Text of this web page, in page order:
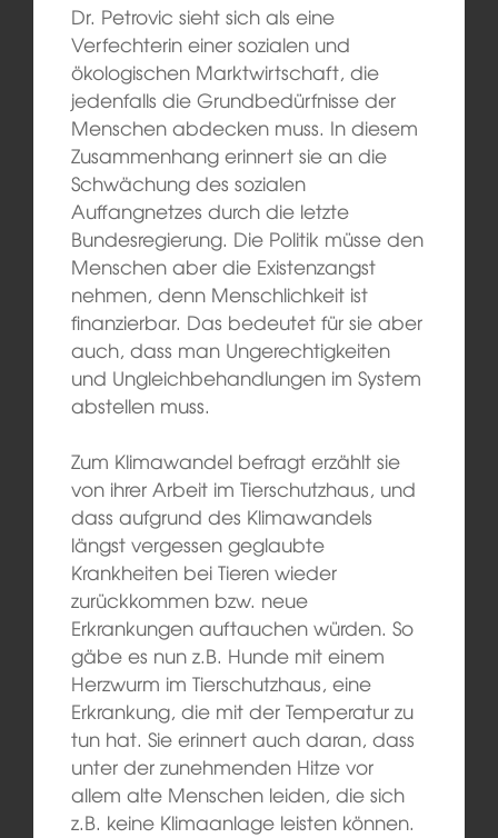
Dr. Petrovic sieht sich als eine
Verfechterin einer sozialen und
ökologischen Marktwirtschaft, die
jedenfalls die Grundbedürfnisse der
Menschen abdecken muss. In diesem
Zusammenhang erinnert sie an die
Schwächung des sozialen
Auffangnetzes durch die letzte
Bundesregierung. Die Politik müsse den
Menschen aber die Existenzangst
nehmen, denn Menschlichkeit ist
finanzierbar. Das bedeutet für sie aber
auch, dass man Ungerechtigkeiten
und Ungleichbehandlungen im System
abstellen muss.
Zum Klimawandel befragt erzählt sie
von ihrer Arbeit im Tierschutzhaus, und
dass aufgrund des Klimawandels
längst vergessen geglaubte
Krankheiten bei Tieren wieder
zurückkommen bzw. neue
Erkrankungen auftauchen würden. So
gäbe es nun z.B. Hunde mit einem
Herzwurm im Tierschutzhaus, eine
Erkrankung, die mit der Temperatur zu
tun hat. Sie erinnert auch daran, dass
unter der zunehmenden Hitze vor
allem alte Menschen leiden, die sich
z.B. keine Klimaanlage leisten können.